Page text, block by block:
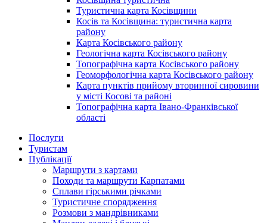
Туристична карта Косівщини
Косів та Косівщина: туристична карта
району
Карта Косівського району
Геологічна карта Косівського району
Топографічна карта Косівського району
Геоморфологічна карта Косівського району
Карта пунктів прийому вторинної сировини
у місті Косові та районі
Топографічна карта Івано-Франківської
області
Послуги
Туристам
Публікації
Маршрути з картами
Походи та маршрути Карпатами
Сплави гірськими річками
Туристичне спорядження
Розмови з мандрівниками